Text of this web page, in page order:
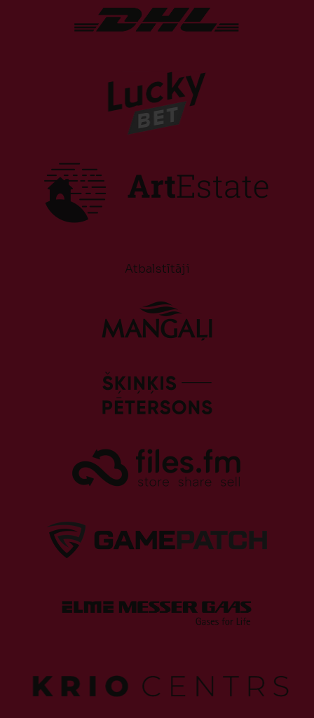
Atbalstītāji